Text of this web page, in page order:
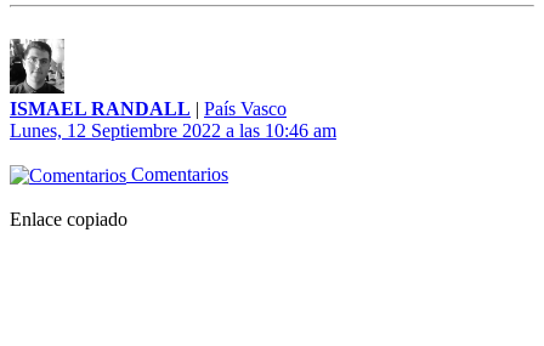
ISMAEL RANDALL | País Vasco
Lunes, 12 Septiembre 2022 a las 10:46 am
Comentarios
Enlace copiado